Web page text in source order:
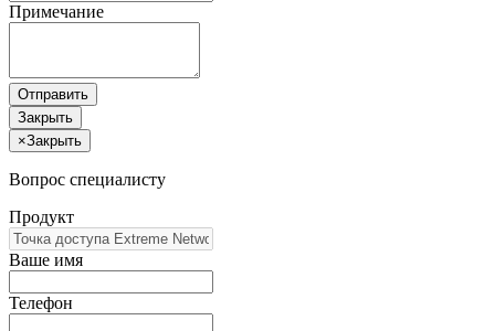
Примечание
Отправить
Закрыть
×Закрыть
Вопрос специалисту
Продукт
Ваше имя
Телефон